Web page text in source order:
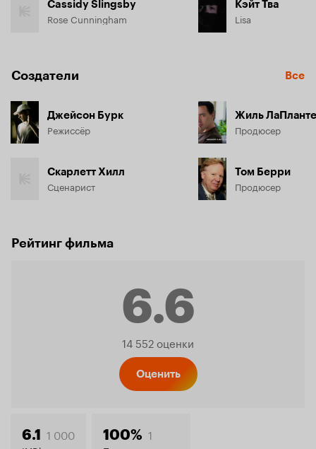
Cassidy Slingsby
Rose Cunningham
Кэйт Тва
Lisa
Создатели Все
Джейсон Бурк
Режиссёр
Скарлетт Хилл
Сценарист
Жиль ЛаПланте
Продюсер
Том Берри
Продюсер
Рейтинг фильма
6.6
Рейтинг
14 552 оценки
Оценить
6.1 1 000 100% 1